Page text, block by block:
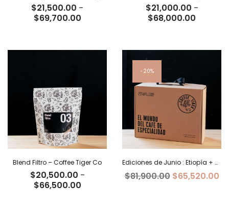
$21,500.00 -
$69,700.00Rango
desde
$21,000.00 -
$68,000.00
desde
Blend Filtro – Coffee Tiger Co
$20,500.00 -
$66,500.00Rango
20%
Ediciones de Junio : Etiopía + Burundi+ Costa Rica
$81,900.00 El
$65,520.00El